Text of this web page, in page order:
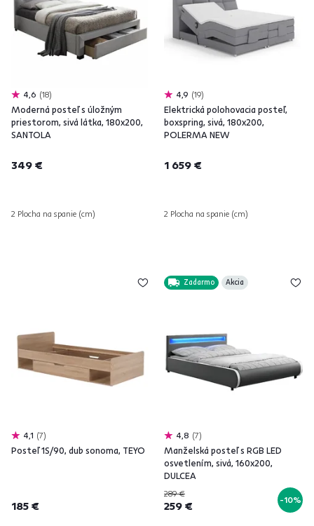
4,6 18
Moderná posteľ s úložným
priestorom, sivá látka, 180x200,
SANTOLA
349 €
2 Plocha na spanie (cm)
4,9 19
Elektrická polohovacia posteľ,
boxspring, sivá, 180x200,
POLERMA NEW
1 659 €
2 Plocha na spanie (cm)
4,1 7
Posteľ 1S/90, dub sonoma, TEYO
185 €
Zadarmo Akcia
4,8 7
Manželská posteľ s RGB LED
osvetlením, sivá, 160x200,
DULCEA
289 €
259 € -10%